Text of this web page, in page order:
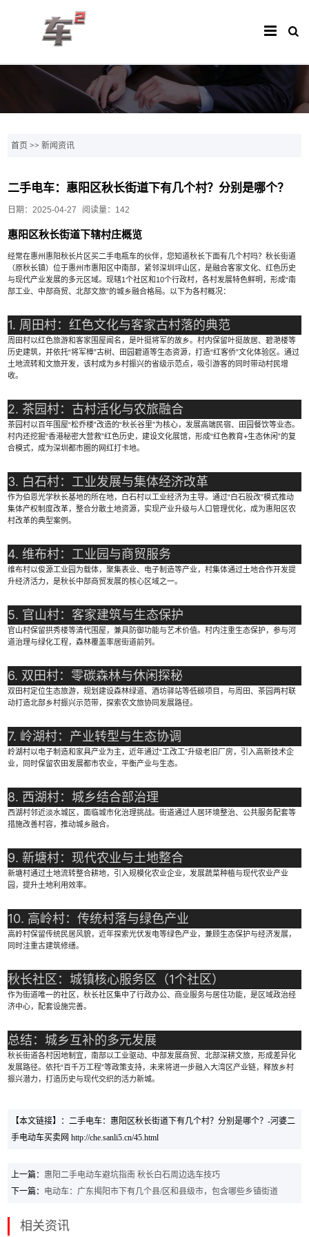
首页 >>新闻资讯
二手电车：惠阳区秋长街道下有几个村？分别是哪个？
日期：2025-04-27 阅读量：142
惠阳区秋长街道下辖村庄概览
经常在惠州惠阳秋长片区买二手电瓶车的伙伴，您知道秋长下面有几个村吗？秋长街道
（原秋长镇）位于惠州市惠阳区中南部，紧邻深圳坪山区，是融合客家文化、红色历史
与现代产业发展的多元区域。现辖1个社区和10个行政村，各村发展特色鲜明，形成“南
部工业、中部商贸、北部文旅”的城乡融合格局。以下为各村概况：
1. 周田村：红色文化与客家古村落的典范
周田村以红色旅游和客家围屋闻名，是叶挺将军的故乡。村内保留叶挺故居、碧滟楼等
历史建筑，并依托“将军樟”古树、田园碧道等生态资源，打造“红客侨”文化体验区。通过
土地流转和文旅开发，该村成为乡村振兴的省级示范点，吸引游客的同时带动村民增
收。
2. 茶园村：古村活化与农旅融合
茶园村以百年围屋“松乔楼”改造的“秋长谷里”为核心，发展高端民宿、田园餐饮等业态。
村内还挖掘“香港秘密大营救”红色历史，建设文化展馆，形成“红色教育+生态休闲”的复
合模式，成为深圳都市圈的网红打卡地。
3. 白石村：工业发展与集体经济改革
作为伯恩光学秋长基地的所在地，白石村以工业经济为主导。通过“白石股改”模式推动
集体产权制度改革，整合分散土地资源，实现产业升级与人口管理优化，成为惠阳区农
村改革的典型案例。
4. 维布村：工业园与商贸服务
维布村以俊源工业园为载体，聚集表业、电子制造等产业，村集体通过土地合作开发提
升经济活力，是秋长中部商贸发展的核心区域之一。
5. 官山村：客家建筑与生态保护
官山村保留拱秀楼等清代围屋，兼具防御功能与艺术价值。村内注重生态保护，参与河
道治理与绿化工程，森林覆盖率居街道前列。
6. 双田村：零碳森林与休闲探秘
双田村定位生态旅游，规划建设森林绿道、酒坊驿站等低碳项目，与周田、茶园两村联
动打造北部乡村振兴示范带，探索农文旅协同发展路径。
7. 岭湖村：产业转型与生态协调
岭湖村以电子制造和家具产业为主，近年通过“工改工”升级老旧厂房，引入高新技术企
业，同时保留农田发展都市农业，平衡产业与生态。
8. 西湖村：城乡结合部治理
西湖村邻近淡水城区，面临城市化治理挑战。街道通过人居环境整治、公共服务配套等
措施改善村容，推动城乡融合。
9. 新塘村：现代农业与土地整合
新塘村通过土地流转整合耕地，引入规模化农业企业，发展蔬菜种植与现代农业产业
园，提升土地利用效率。
10. 高岭村：传统村落与绿色产业
高岭村保留传统民居风貌，近年探索光伏发电等绿色产业，兼顾生态保护与经济发展，
同时注重古建筑修缮。
秋长社区：城镇核心服务区（1个社区）
作为街道唯一的社区，秋长社区集中了行政办公、商业服务与居住功能，是区域政治经
济中心，配套设施完善。
总结：城乡互补的多元发展
秋长街道各村因地制宜，南部以工业驱动、中部发展商贸、北部深耕文旅，形成差异化
发展路径。依托“百千万工程”等政策支持，未来将进一步融入大湾区产业链，释放乡村
振兴潜力，打造历史与现代交织的活力新城。
【本文链接】：二手电车：惠阳区秋长街道下有几个村？分别是哪个？-河婆二
手电动车买卖网 http://che.sanli5.cn/45.html
上一篇： 惠阳二手电动车避坑指南 秋长白石周边选车技巧
下一篇： 电动车：广东揭阳市下有几个县/区和县级市，包含哪些乡镇街道
相关资讯